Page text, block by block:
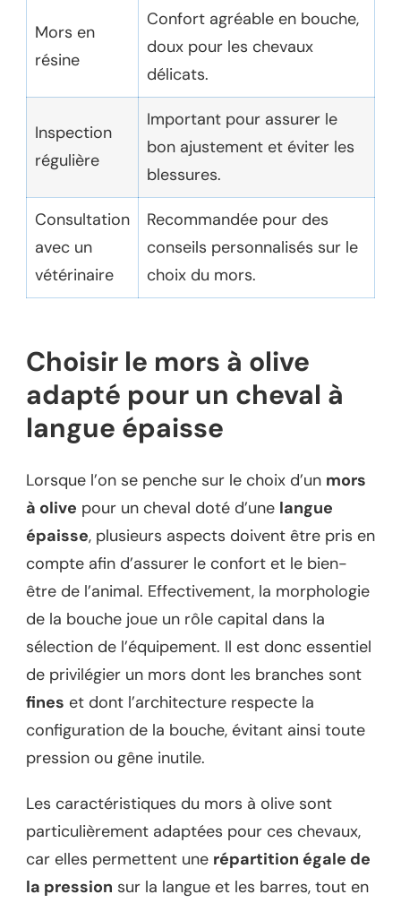
Mors en
résine
Confort agréable en bouche,
doux pour les chevaux
délicats.
Inspection
régulière
Important pour assurer le
bon ajustement et éviter les
blessures.
Consultation
avec un
vétérinaire
Recommandée pour des
conseils personnalisés sur le
choix du mors.
Choisir le mors à olive
adapté pour un cheval à
langue épaisse
Lorsque l’on se penche sur le choix d’un mors
à olive pour un cheval doté d’une langue
épaisse, plusieurs aspects doivent être pris en
compte afin d’assurer le confort et le bien-
être de l’animal. Effectivement, la morphologie
de la bouche joue un rôle capital dans la
sélection de l’équipement. Il est donc essentiel
de privilégier un mors dont les branches sont
fines et dont l’architecture respecte la
configuration de la bouche, évitant ainsi toute
pression ou gêne inutile.
Les caractéristiques du mors à olive sont
particulièrement adaptées pour ces chevaux,
car elles permettent une répartition égale de
la pression sur la langue et les barres, tout en